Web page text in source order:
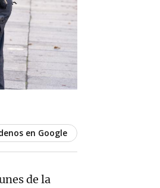
en Google
de la